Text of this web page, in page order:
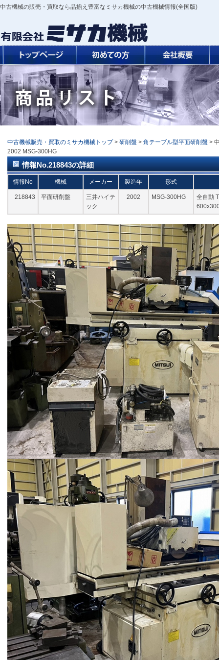
中古機械の販売・買取なら品揃え豊富なミサカ機械の中古機械情報(全国版)
中古機械販売・買取のミサカ機械トップ > 研削盤 > 角テーブル型平面研削盤 >
2002 MSG-300HG
情報No.218843の詳細
情報No 機械 メーカー 製造年 形式
218843 平面研削盤
三井ハイテ
ック
2002 MSG-300HG
全自動